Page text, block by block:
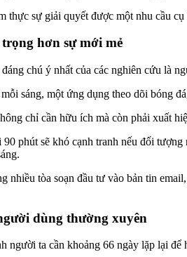
thực sự giải quyết được một nhu cầu
hơn sự mới mẻ
chú ý nhất của các nghiên cứu là
sáng, một ứng dụng theo dõi bóng
chỉ cần hữu ích mà còn phải xuất
phút sẽ khó cạnh tranh nếu đối
nhiều tòa soạn đầu tư vào bản tin
dùng thường xuyên
người ta cần khoảng 66 ngày lặp lại